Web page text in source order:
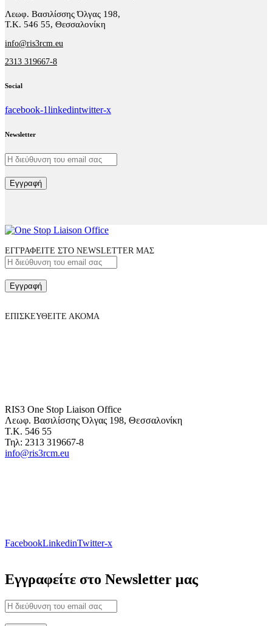
Λεωφ. Βασιλίσσης Όλγας 198,
Τ.Κ. 546 55, Θεσσαλονίκη
info@ris3rcm.eu
2313 319667-8
Social
facebook-1linkedintwitter-x
Newsletter
Εγγραφή
ΕΓΓΡΑΦΕΙΤΕ ΣΤΟ NEWSLETTER ΜΑΣ
Εγγραφή
ΕΠΙΣΚΕΥΘΕΙΤΕ ΑΚΟΜΑ
RIS3 One Stop Liaison Office
Λεωφ. Βασιλίσσης Όλγας 198, Θεσσαλονίκη
Τ.Κ. 546 55
Τηλ: 2313 319667-8
info@ris3rcm.eu
FacebookLinkedinTwitter-x
Εγγραφείτε στο Newsletter μας